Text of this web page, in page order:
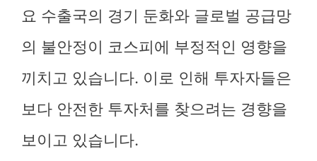
요 수출국의 경기 둔화와 글로벌 공급망
의 불안정이 코스피에 부정적인 영향을
끼치고 있습니다. 이로 인해 투자자들은
보다 안전한 투자처를 찾으려는 경향을
보이고 있습니다.